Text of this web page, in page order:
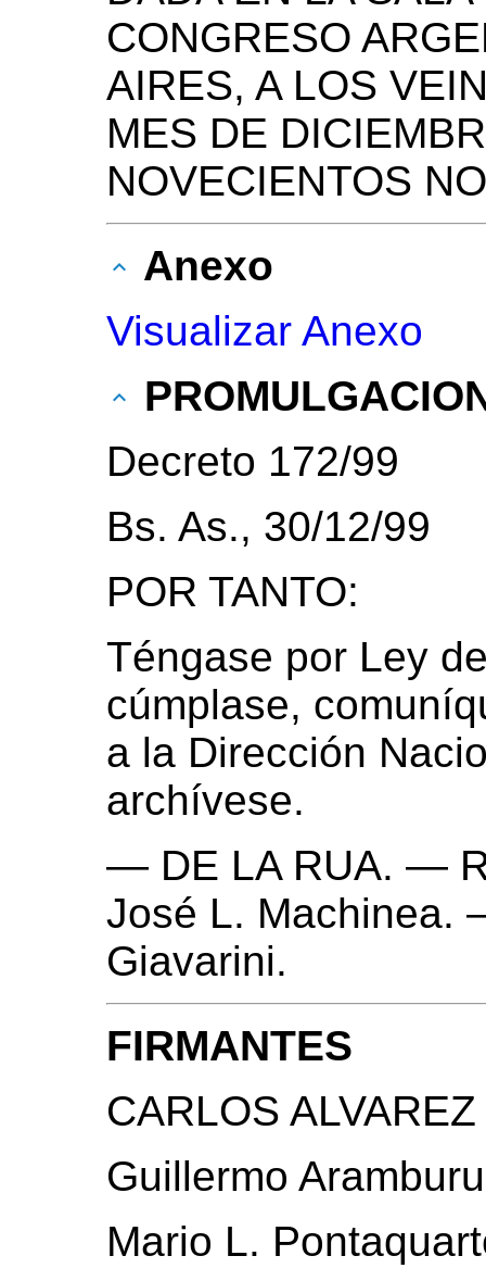
CONGRESO
AIRES, A LOS
MES DE
NOVECIENTOS
Anexo
Visualizar Anexo
Decreto 172/99
Bs. As., 30/12/99
POR TANTO:
Téngase por Ley
cúmplase,
a la Dirección
archívese.
— DE LA RUA. —
José L. Machinea.
Giavarini.
FIRMANTES
CARLOS ALVAREZ
Guillermo Aramburu
Mario L.